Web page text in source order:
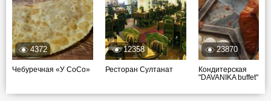
4372
Чебуречная «У СоСо»
12358
Ресторан Султанат
23870
Кондитерская
"DAVANIKA buffet"...